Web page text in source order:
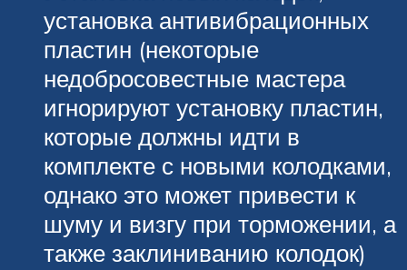
установка антивибрационных
пластин (некоторые
недобросовестные мастера
игнорируют установку пластин,
которые должны идти в
комплекте с новыми колодками,
однако это может привести к
шуму и визгу при торможении, а
также заклиниванию колодок)